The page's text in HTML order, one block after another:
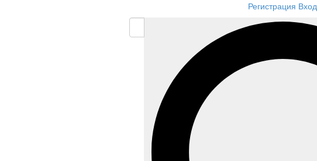
Регистрация Вход